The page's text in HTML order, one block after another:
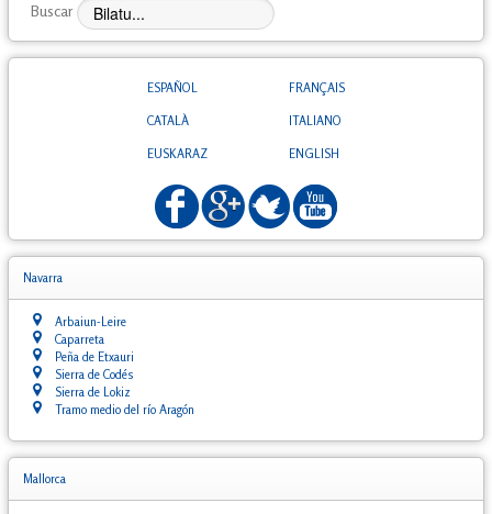
Buscar
ESPAÑOL
CATALÀ
EUSKARAZ
FRANÇAIS
ITALIANO
ENGLISH
Navarra
Arbaiun-Leire
Caparreta
Peña de Etxauri
Sierra de Codés
Sierra de Lokiz
Tramo medio del río Aragón
Mallorca